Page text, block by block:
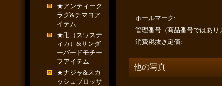
★アンティーク
ラグ&チマヨア
イテム
★卍（スワステ
ィカ）&サンダ
ーバードモチー
フアイテム
★ナジャ&スカ
ッシュブロッサ
ホールマーク :
管理番号（商品番号ではあり
消費税抜き定価:
他の写真